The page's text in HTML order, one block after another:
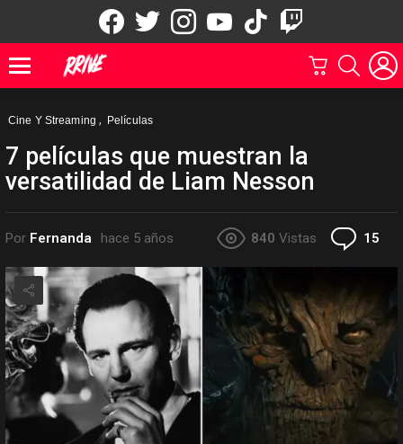
CARRITOBUSCAR
Cine Y Streaming , Películas
7 películas que muestran la
versatilidad de Liam Nesson
Por Fernanda hace 5 años 840 Vistas 15